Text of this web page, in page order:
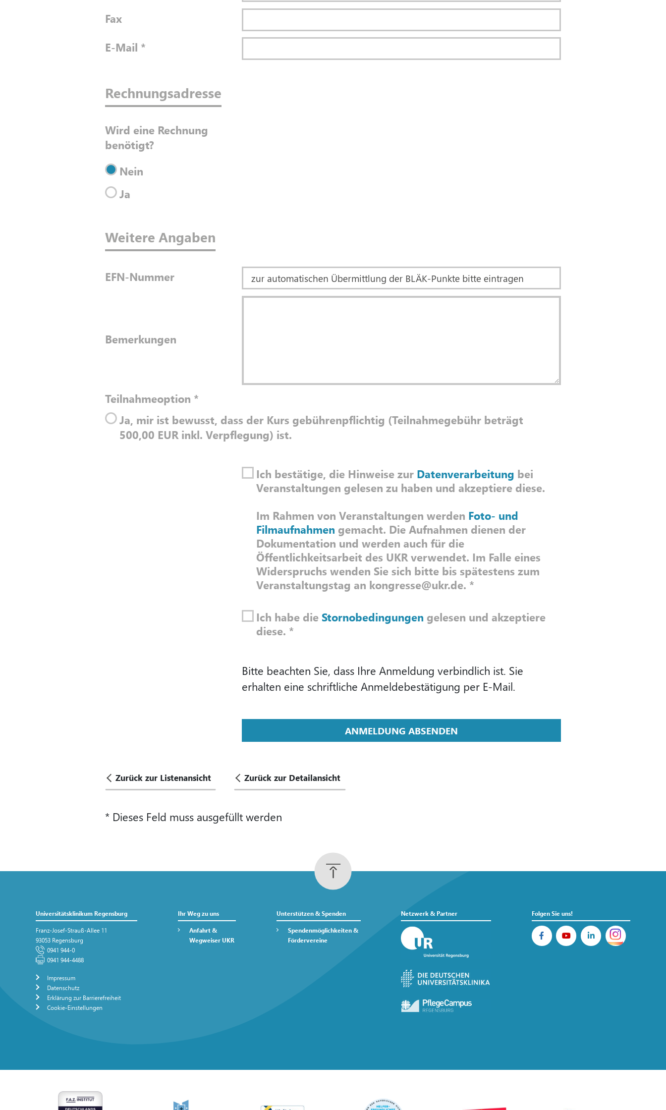
Fax
E-Mail *
Rechnungsadresse
Wird eine Rechnung
benötigt?
Nein
Ja
Weitere Angaben
EFN-Nummer
Bemerkungen
Teilnahmeoption *
Ja, mir ist bewusst, dass der Kurs gebührenpflichtig (Teilnahmegebühr beträgt
500,00 EUR inkl. Verpflegung) ist.
Ich bestätige, die Hinweise zur Datenverarbeitung bei
Veranstaltungen gelesen zu haben und akzeptiere diese.
Im Rahmen von Veranstaltungen werden Foto- und
Filmaufnahmen gemacht. Die Aufnahmen dienen der
Dokumentation und werden auch für die
Öffentlichkeitsarbeit des UKR verwendet. Im Falle eines
Widerspruchs wenden Sie sich bitte bis spätestens zum
Veranstaltungstag an kongresse@ukr.de. *
Ich habe die Stornobedingungen
diese. *
Bitte beachten Sie, dass Ihre Anmeldung verbindlich ist. Sie
erhalten eine schriftliche Anmeldebestätigung per E-Mail.
ANMELDUNG ABSENDEN
Zurück zur Listenansicht Zurück zur Detailansicht
* Dieses Feld muss ausgefüllt werden
Universitätsklinikum Regensburg
Franz-Josef-Strauß-Allee 11
93053 Regensburg
0941 944-0
0941 944-4488
Impressum
Datenschutz
Erklärung zur Barrierefreiheit
Cookie-Einstellungen
Ihr Weg zu uns
Anfahrt &
Wegweiser UKR
Unterstützen & Spenden
Spendenmöglichkeiten &
Fördervereine
Netzwerk & Partner Folgen Sie uns!